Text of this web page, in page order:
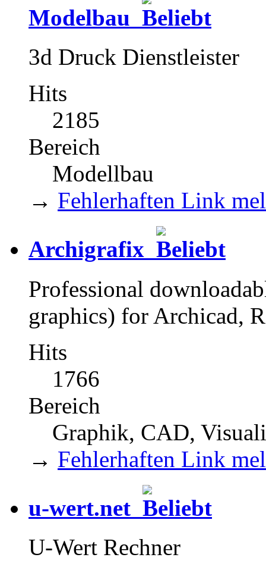
Modelbau
3d Druck Dienstleister
Hits
2185
Bereich
Modellbau
→ Fehlerhaften Link
Archigrafix
Professional
graphics) for Archicad,
Hits
1766
Bereich
Graphik, CAD,
→ Fehlerhaften Link
u-wert.net
U-Wert Rechner